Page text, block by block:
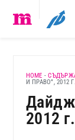
HOME -
И ПРАВО”, 2012
2012